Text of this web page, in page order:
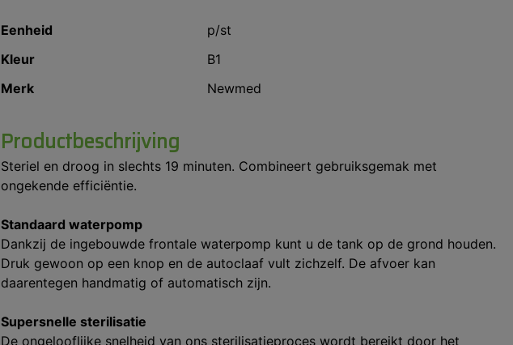
Eenheid
p/st
Kleur
B1
Merk
Newmed
Productbeschrijving
Steriel en droog in slechts 19 minuten. Combineert gebruiksgemak met
ongekende efficiëntie.
Standaard waterpomp
Dankzij de ingebouwde frontale waterpomp kunt u de tank op de grond houden.
Druk gewoon op een knop en de autoclaaf vult zichzelf. De afvoer kan
daarentegen handmatig of automatisch zijn.
Supersnelle sterilisatie
De ongelooflijke snelheid van ons sterilisatieproces wordt bereikt door het